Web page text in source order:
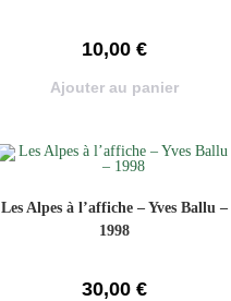
10,00 €
Ajouter au panier
Les Alpes à l’affiche – Yves Ballu –
1998
30,00 €